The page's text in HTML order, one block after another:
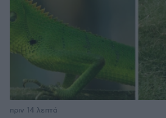
πριν 14 λεπτά